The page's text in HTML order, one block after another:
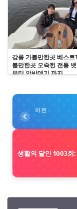
강릉 가볼만한곳 베스트
볼만한곳 오죽헌 전통
부터 안반데기 까지
이전
생활의 달인 1003회